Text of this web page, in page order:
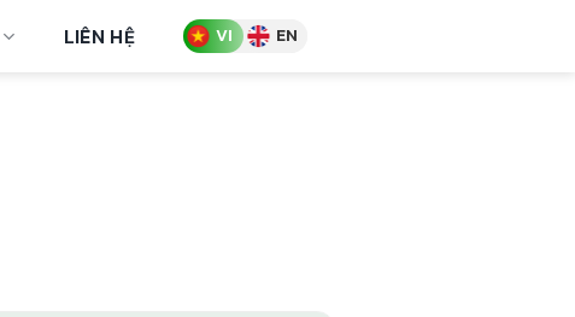
LIÊN HỆ VI EN